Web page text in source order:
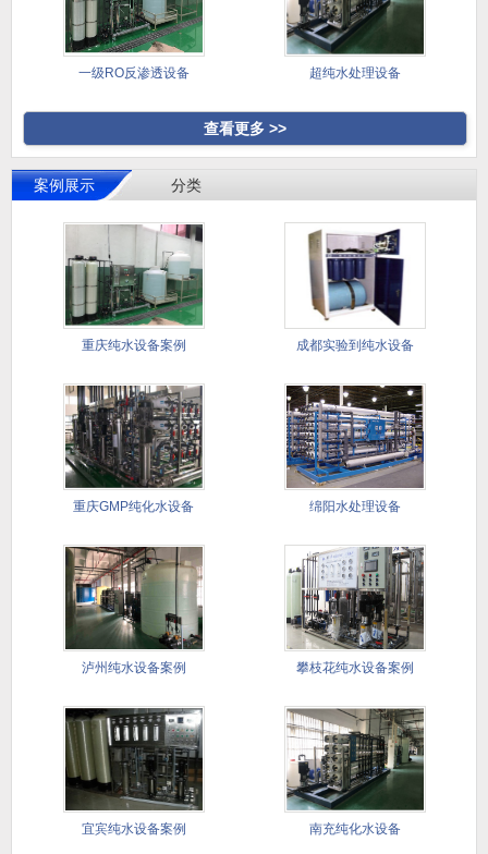
一级RO反渗透设备 超纯水处理设备
查看更多 >>
案例展示 分类
重庆纯水设备案例 成都实验到纯水设备
重庆GMP纯化水设备 绵阳水处理设备
泸州纯水设备案例 攀枝花纯水设备案例
宜宾纯水设备案例 南充纯化水设备